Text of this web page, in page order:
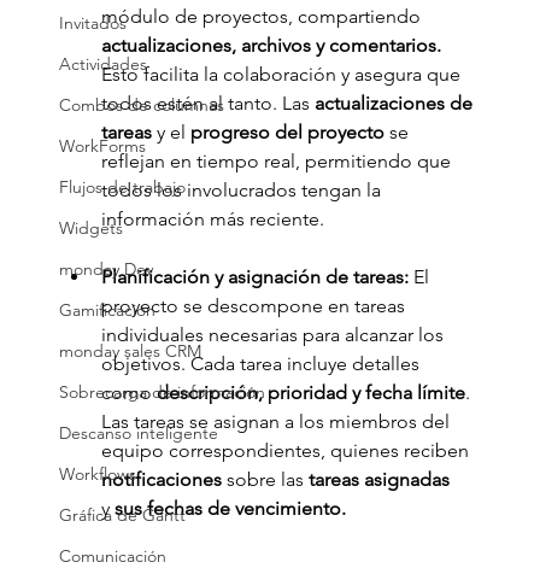
Invitados
Actividades
Combos de columnas
WorkForms
Flujos de trabajo
Widgets
monday Dev
Gamificación
monday sales CRM
Sobrecarga de información
Descanso inteligente
Workflows
Gráfica de Gantt
Comunicación
módulo de proyectos, compartiendo
actualizaciones, archivos y comentarios.
Esto facilita la colaboración y asegura que
todos estén al tanto. Las actualizaciones de
tareas y el progreso del proyecto se
reflejan en tiempo real, permitiendo que
todos los involucrados tengan la
información más reciente.
Planificación y asignación de tareas: El
proyecto se descompone en tareas
individuales necesarias para alcanzar los
objetivos. Cada tarea incluye detalles
como descripción, prioridad y fecha límite.
Las tareas se asignan a los miembros del
equipo correspondientes, quienes reciben
notificaciones sobre las tareas asignadas
y sus fechas de vencimiento.